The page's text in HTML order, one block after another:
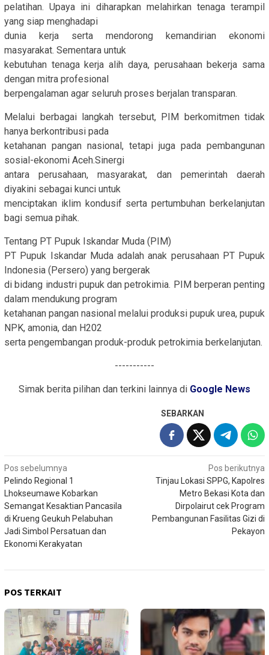
pelatihan. Upaya ini diharapkan melahirkan tenaga terampil
yang siap menghadapi
dunia kerja serta mendorong kemandirian ekonomi
masyarakat. Sementara untuk
kebutuhan tenaga kerja alih daya, perusahaan bekerja sama
dengan mitra profesional
berpengalaman agar seluruh proses berjalan transparan.
Melalui berbagai langkah tersebut, PIM berkomitmen tidak
hanya berkontribusi pada
ketahanan pangan nasional, tetapi juga pada pembangunan
sosial-ekonomi Aceh.Sinergi
antara perusahaan, masyarakat, dan pemerintah daerah
diyakini sebagai kunci untuk
menciptakan iklim kondusif serta pertumbuhan berkelanjutan
bagi semua pihak.
Tentang PT Pupuk Iskandar Muda (PIM)
PT Pupuk Iskandar Muda adalah anak perusahaan PT Pupuk
Indonesia (Persero) yang bergerak
di bidang industri pupuk dan petrokimia. PIM berperan penting
dalam mendukung program
ketahanan pangan nasional melalui produksi pupuk urea, pupuk
NPK, amonia, dan H202
serta pengembangan produk-produk petrokimia berkelanjutan.
-----------
Simak berita pilihan dan terkini lainnya di Google News
SEBARKAN
Navigasi
pos
Pos sebelumnya
Pelindo Regional 1
Lhokseumawe Kobarkan
Semangat Kesaktian Pancasila
di Krueng Geukuh Pelabuhan
Jadi Simbol Persatuan dan
Ekonomi Kerakyatan
Pos berikutnya
Tinjau Lokasi SPPG, Kapolres
Metro Bekasi Kota dan
Dirpolairut cek Program
Pembangunan Fasilitas Gizi di
Pekayon
POS TERKAIT